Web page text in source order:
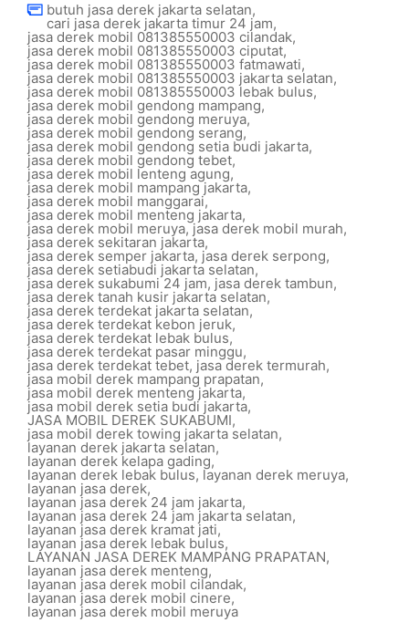
butuh jasa derek jakarta selatan,
cari jasa derek jakarta timur 24 jam,
jasa derek mobil 081385550003 cilandak,
jasa derek mobil 081385550003 ciputat,
jasa derek mobil 081385550003 fatmawati,
jasa derek mobil 081385550003 jakarta selatan,
jasa derek mobil 081385550003 lebak bulus,
jasa derek mobil gendong mampang,
jasa derek mobil gendong meruya,
jasa derek mobil gendong serang,
jasa derek mobil gendong setia budi jakarta,
jasa derek mobil gendong tebet,
jasa derek mobil lenteng agung,
jasa derek mobil mampang jakarta,
jasa derek mobil manggarai,
jasa derek mobil menteng jakarta,
jasa derek mobil meruya,jasa derek mobil murah,
jasa derek sekitaran jakarta,
jasa derek semper jakarta, jasa derek serpong,
jasa derek setiabudi jakarta selatan,
jasa derek sukabumi 24 jam, jasa derek tambun,
jasa derek tanah kusir jakarta selatan,
jasa derek terdekat jakarta selatan,
jasa derek terdekat kebon jeruk,
jasa derek terdekat lebak bulus,
jasa derek terdekat pasar minggu,
jasa derek terdekat tebet, jasa derek termurah,
jasa mobil derek mampang prapatan,
jasa mobil derek menteng jakarta,
jasa mobil derek setia budi jakarta,
JASA MOBIL DEREK SUKABUMI,
jasa mobil derek towing jakarta selatan,
layanan derek jakarta selatan,
layanan derek kelapa gading,
layanan derek lebak bulus, layanan derek meruya,
layanan jasa derek,
layanan jasa derek 24 jam jakarta,
layanan jasa derek 24 jam jakarta selatan,
layanan jasa derek kramat jati,
layanan jasa derek lebak bulus,
LAYANAN JASA DEREK MAMPANG PRAPATAN,
layanan jasa derek menteng,
layanan jasa derek mobil cilandak,
layanan jasa derek mobil cinere,
layanan jasa derek mobil meruya